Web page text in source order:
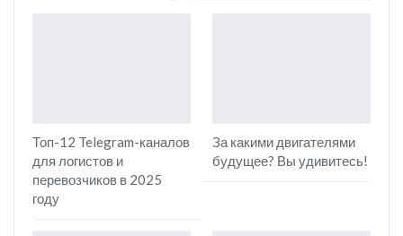
Топ-12 Telegram-каналов
для логистов и
перевозчиков в 2025
году
За какими двигателями
будущее? Вы удивитесь!